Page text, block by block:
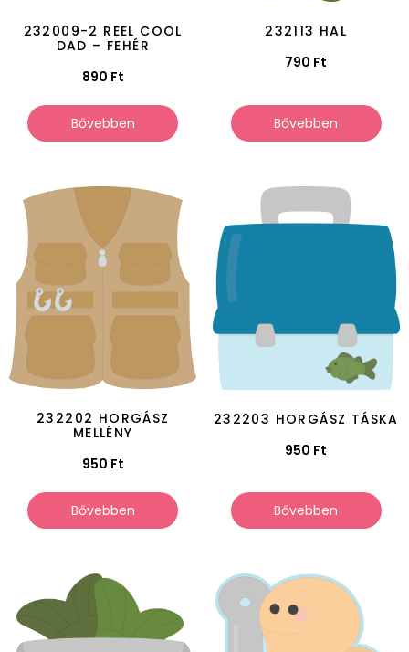
232009-2 REEL COOL
DAD – FEHÉR
890 Ft
Bővebben
232113 HAL
790 Ft
Bővebben
232202 HORGÁSZ
MELLÉNY
950 Ft
Bővebben
232203 HORGÁSZ TÁSKA
950 Ft
Bővebben